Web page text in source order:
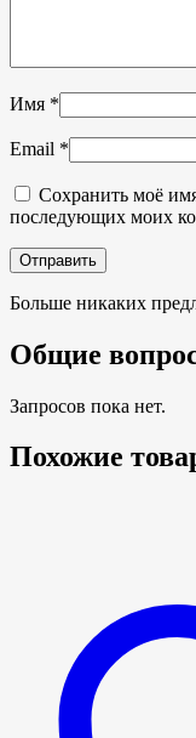
Имя *
Email *
Сохранить моё
последующих моих
Больше никаких
Общие
Запросов пока нет.
Похожие